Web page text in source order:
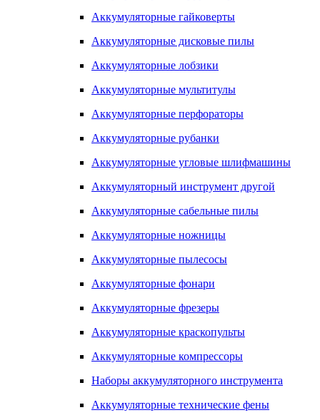
Аккумуляторные гайковерты
Аккумуляторные дисковые пилы
Аккумуляторные лобзики
Аккумуляторные мультитулы
Аккумуляторные перфораторы
Аккумуляторные рубанки
Аккумуляторные угловые шлифмашины
Аккумуляторный инструмент другой
Аккумуляторные сабельные пилы
Аккумуляторные ножницы
Аккумуляторные пылесосы
Аккумуляторные фонари
Аккумуляторные фрезеры
Аккумуляторные краскопульты
Аккумуляторные компрессоры
Наборы аккумуляторного инструмента
Аккумуляторные технические фены